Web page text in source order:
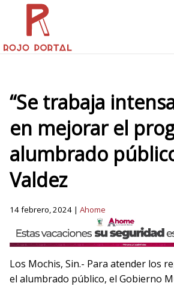
“Se trabaja
en mejorar el
alumbrado
Valdez
14 febrero, 2024 | Ahome
Los Mochis, Sin.- Para atender los
el alumbrado público, el Gobierno